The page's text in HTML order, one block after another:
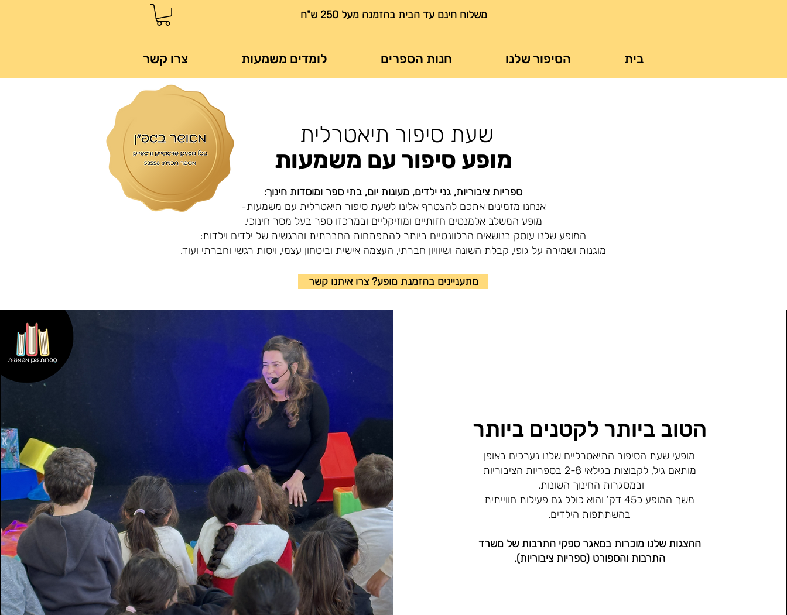
משלוח חינם עד הבית בהזמנה מעל 250 ש"ח
בית הסיפור שלנו חנות הספרים לומדים משמעות צרו קשר
שעת סיפור תיאטרלית
מופע סיפור עם משמעות
ספריות ציבוריות, גני ילדים, מעונות יום, בתי ספר ומוסדות חינוך:
אנחנו מזמינים אתכם להצטרף אלינו לשעת סיפור תיאטרלית עם משמעות-
מופע המשלב אלמנטים חזותיים ומוזיקליים ובמרכזו ספר בעל מסר חינוכי.
המופע שלנו עוסק בנושאים הרלוונטיים ביותר להתפתחות החברתית והרגשית של ילדים וילדות:
מוגנות ושמירה על גופי, קבלת השונה ושיוויון חברתי, העצמה אישית וביטחון עצמי, ויסות רגשי וחברתי ועוד.
מתעניינים בהזמנת מופע? צרו איתנו קשר
הטוב ביותר לקטנים ביותר
מופעי שעת הסיפור התיאטרליים שלנו נערכים באופן
מותאם גיל, לקבוצות בגילאי 2-8 בספריות הציבוריות
ובמסגרות החינוך השונות.
משך המופע כ45 דק' והוא כולל גם פעילות חווייתית
בהשתתפות הילדים.
ההצגות שלנו מוכרות במאגר ספקי התרבות של משרד
התרבות והספורט (ספריות ציבוריות).